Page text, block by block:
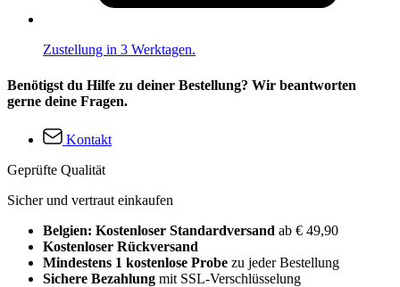
Zustellung in 3 Werktagen.
Benötigst du Hilfe zu deiner Bestellung? Wir beantworten
gerne deine Fragen.
Kontakt
Geprüfte Qualität
Sicher und vertraut einkaufen
Belgien: Kostenloser Standardversand ab € 49,90
Kostenloser Rückversand
Mindestens 1 kostenlose Probe zu jeder Bestellung
Sichere Bezahlung mit SSL-Verschlüsselung